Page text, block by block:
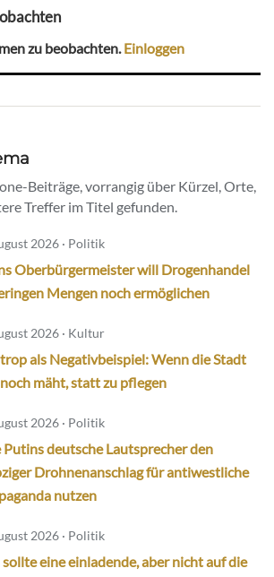
zu beobachten.Einloggen
Beiträge, vorrangig über Kürzel, Orte,
Treffer im Titel gefunden.
2026 · Politik
Oberbürgermeister will Drogenhandel
Mengen noch ermöglichen
2026 · Kultur
als Negativbeispiel: Wenn die Stadt
mäht, statt zu pflegen
2026 · Politik
Putins deutsche Lautsprecher den
Drohnenanschlag für antiwestliche
nutzen
2026 · Politik
sollte eine einladende, aber nicht auf die